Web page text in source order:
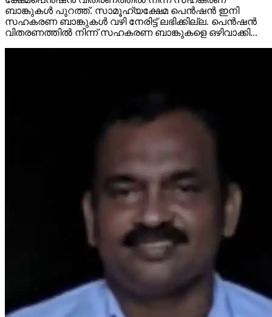
ബാങ്കുകൾ പുറത്ത്. സാമൂഹ്യക്ഷേമ പെൻഷൻ ഇനി
സഹകരണ ബാങ്കുകൾ വഴി നേരിട്ട് ലഭിക്കില്ല. പെൻഷൻ
വിതരണത്തിൽ നിന്ന് സഹകരണ ബാങ്കുകളെ ഒഴിവാക്കി...